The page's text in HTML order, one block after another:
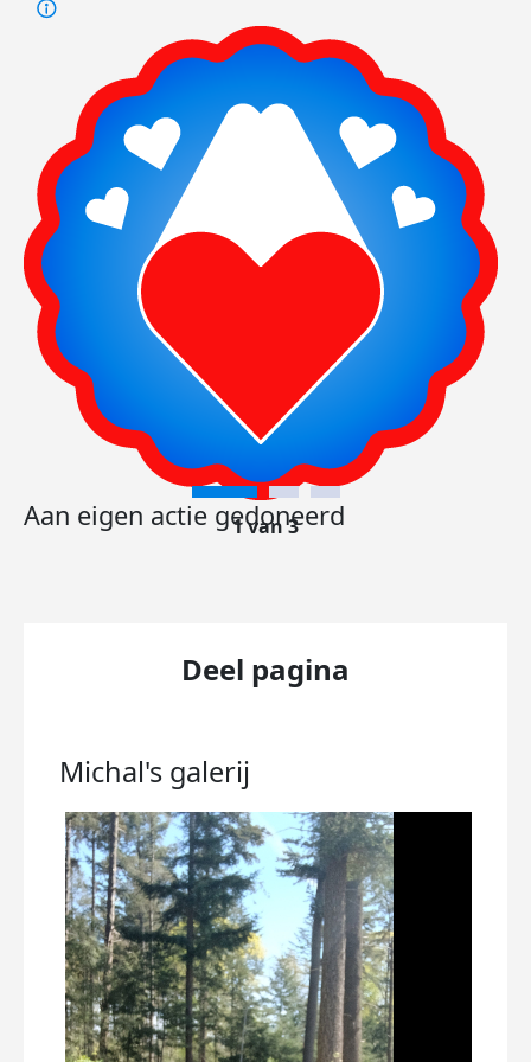
Aan eigen actie gedoneerd
1 van 3
Deel pagina
Michal's galerij